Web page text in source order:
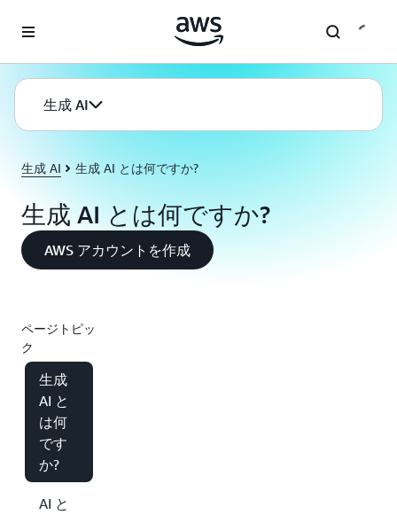
生成 AI
生成 AI 生成 AI とは何ですか?
生成 AI とは何ですか?
AWS アカウントを作成
ページトピッ
ク
生成
AI と
は何
です
か?
AI と